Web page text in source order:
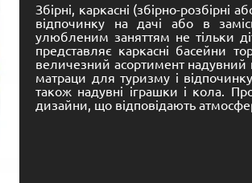
Збірні, каркасні (збірно-розбірні
відпочинку на дачі або в
улюбленим заняттям не тільки
представляє каркасні басейни
величезний асортимент надувний
матраци для туризму і
також надувні іграшки і кола.
дизайни, що відповідають